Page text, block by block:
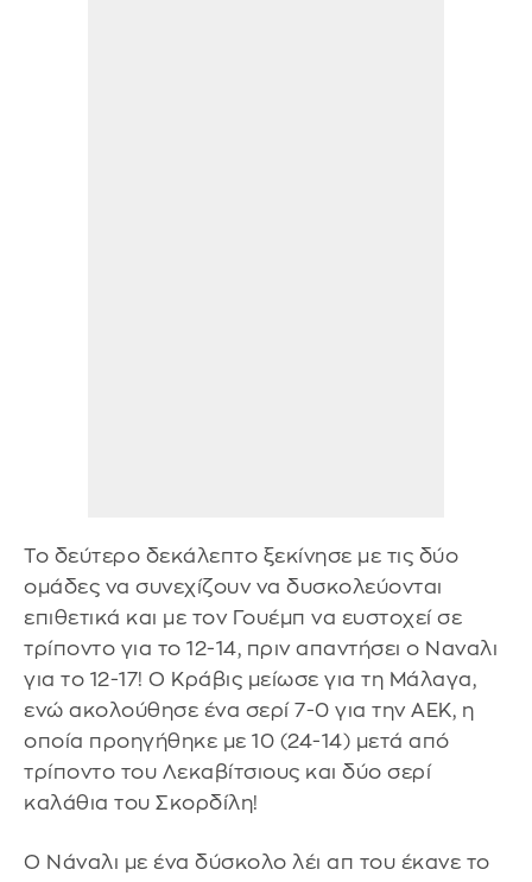
Το δεύτερο δεκάλεπτο ξεκίνησε με τις δύο
ομάδες να συνεχίζουν να δυσκολεύονται
επιθετικά και με τον Γουέμπ να ευστοχεί σε
τρίποντο για το 12-14, πριν απαντήσει ο Ναναλι
για το 12-17! Ο Κράβις μείωσε για τη Μάλαγα,
ενώ ακολούθησε ένα σερί 7-0 για την ΑΕΚ, η
οποία προηγήθηκε με 10 (24-14) μετά από
τρίποντο του Λεκαβίτσιους και δύο σερί
καλάθια του Σκορδίλη!
Ο Νάναλι με ένα δύσκολο λέι απ του έκανε το